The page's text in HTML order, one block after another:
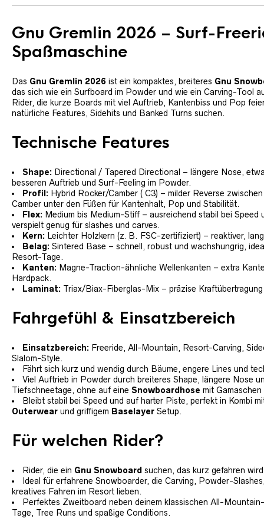
Gnu Gremlin 2026 – Surf-
Spaßmaschine
Das Gnu Gremlin 2026 ist ein kompaktes, breiteres Gnu
das sich wie ein Surfboard im Powder und wie ein Carving-Tool
Rider, die kurze Boards mit viel Auftrieb, Kantenbiss und Pop
natürliche Features, Sidehits und Banked Turns suchen.
Technische Features
Shape: Directional / Tapered Directional – längere Nose,
besseren Auftrieb und Surf-Feeling im Powder.
Profil: Hybrid Rocker/Camber ( C3) – milder Reverse
Camber unter den Füßen für Kantenhalt, Pop und Stabilität.
Flex: Medium bis Medium-Stiff – ausreichend stabil bei Speed
verspielt genug für slashes und carves.
Kern: Leichter Holzkern (z. B. FSC-zertifiziert) – reaktiver,
Belag: Sintered Base – schnell, robust und wachshungrig,
Resort-Tage.
Kanten: Magne-Traction-ähnliche Wellenkanten – extra
Hardpack.
Laminat: Triax/Biax-Fiberglas-Mix – präzise
Fahrgefühl & Einsatzbereich
Einsatzbereich: Freeride, All-Mountain, Resort-Carving,
Slalom-Style.
Fährt sich kurz und wendig durch Bäume, engere Lines und
Viel Auftrieb in Powder durch breiteres Shape, längere Nose
Tiefschneetage, ohne auf eine Snowboardhose mit
Bleibt stabil bei Speed und auf harter Piste, perfekt in Kombi
Outerwear und griffigem Baselayer Setup.
Für welchen Rider?
Rider, die ein Gnu Snowboard suchen, das kurz gefahren
Ideal für erfahrene Snowboarder, die Carving, Powder-
kreatives Fahren im Resort lieben.
Perfektes Zweitboard neben deinem klassischen All-
Tage, Tree Runs und spaßige Conditions.